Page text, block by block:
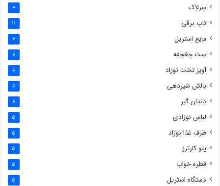
سرلاک 7
تاب برقی 11
مایع استریل 7
ست جغجغه 6
آویز تخت نوزاد 6
بالش شیردهی 6
دندان گیر 6
لباس نوزادی 5
ظرف غذا نوزاد 5
پتو کارترز 5
قطره خواب 5
دستگاه استریل 5